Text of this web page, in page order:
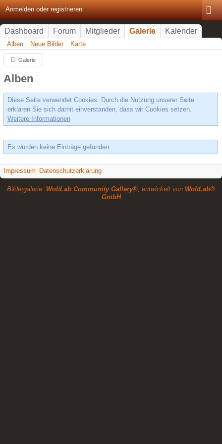
Anmelden oder registrieren
Dashboard Forum Mitglieder Galerie Kalender
Alben Neue Bilder Karte
Galerie
Alben
Diese Seite verwendet Cookies. Durch die Nutzung unserer Seite
erklären Sie sich damit einverstanden, dass wir Cookies setzen.
Weitere Informationen
Es wurden keine Einträge gefunden.
Impressum Datenschutzerklärung
Bildergalerie: WoltLab Community Gallery®, entwickelt von WoltLab®
GmbH